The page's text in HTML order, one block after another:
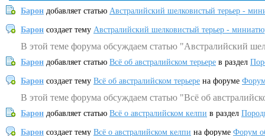
Барон добавляет статью Австралийский шелковистый терьер -
Барон создает тему Австралийский шелковистый терьер -
В этой теме форума обсуждаем статью "Австралийский
Барон добавляет статью Всё об австралийском терьере в раздел
Барон создает тему Всё об австралийском терьере на форуме
В этой теме форума обсуждаем статью "Всё об
Барон добавляет статью Всё о австралийском келпи в раздел
Барон создает тему Всё о австралийском келпи на форуме Форум